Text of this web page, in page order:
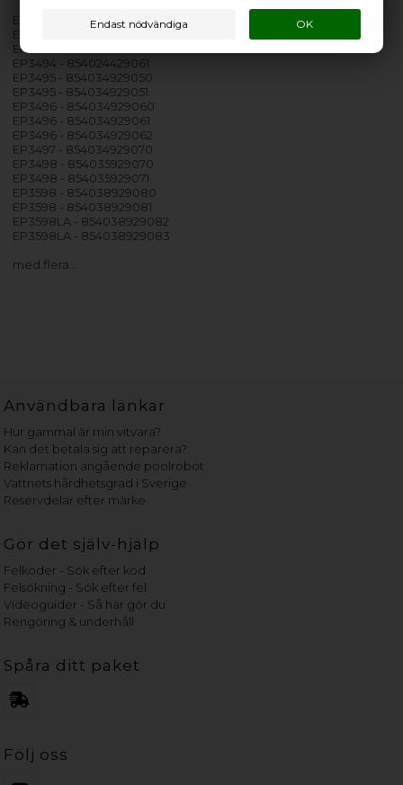
EP3493 - 854024429053
EP3493 - 854024429054
EP3494 - 854024429060
EP3494 - 854024429061
EP3495 - 854034929050
EP3495 - 854034929051
EP3496 - 854034929060
EP3496 - 854034929061
EP3496 - 854034929062
EP3497 - 854034929070
EP3498 - 854035929070
EP3498 - 854035929071
EP3598 - 854038929080
EP3598 - 854038929081
EP3598LA - 854038929082
EP3598LA - 854038929083
med flera…
Användbara länkar
Hur gammal är min vitvara?
Kan det betala sig att reparera?
Reklamation angående poolrobot
Vattnets hårdhetsgrad i Sverige
Reservdelar efter märke
Gör det själv-hjälp
Felkoder - Sök efter kod
Felsökning - Sök efter fel
Videoguider - Så här gör du
Rengöring & underhåll
Spåra ditt paket
Följ oss